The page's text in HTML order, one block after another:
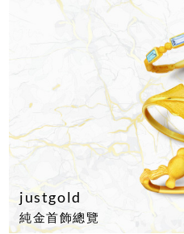
justgold
純金首飾總覽